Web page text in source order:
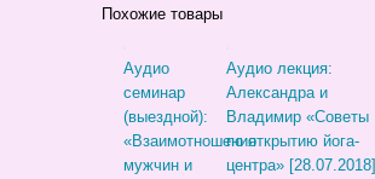
Похожие товары
Аудио
семинар
(выездной):
«Взаимотношения
мужчин и
Аудио лекция:
Александра и
Владимир «Советы
по открытию йога-
центра» [28.07.2018]